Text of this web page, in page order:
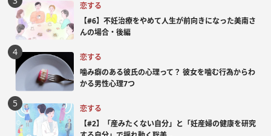
恋する
【#6】不妊治療をやめて人生が前向きになった美南さ
んの場合・後編
恋する
噛み癖のある彼氏の心理って？ 彼女を噛む行為からわ
かる男性心理7つ
恋する
【#2】「産みたくない自分」と「妊産婦の健康を研究